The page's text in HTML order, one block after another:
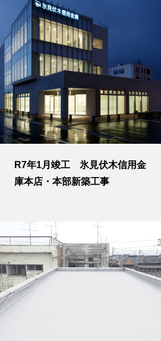
R7年1月竣工 氷見伏木信用金
庫本店・本部新築工事